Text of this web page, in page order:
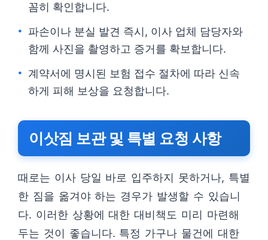
꼼히 확인합니다.
파손이나 분실 발견 즉시, 이사 업체 담당자와
함께 사진을 촬영하고 증거를 확보합니다.
계약서에 명시된 보험 접수 절차에 따라 신속
하게 피해 보상을 요청합니다.
이삿짐 보관 및 특별 요청 사항
때로는 이사 당일 바로 입주하지 못하거나, 특별
한 짐을 옮겨야 하는 경우가 발생할 수 있습니
다. 이러한 상황에 대한 대비책도 미리 마련해
두는 것이 좋습니다. 특정 가구나 물건에 대한